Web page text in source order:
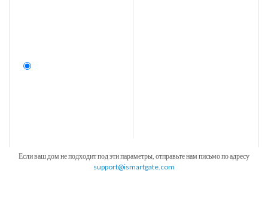
Если ваш дом не подходит под эти параметры, отправьте нам письмо по адресу
support@ismartgate.com